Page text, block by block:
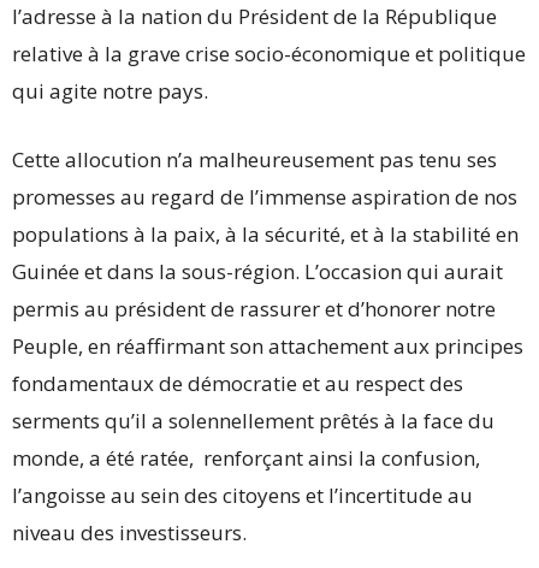
l’adresse à la nation du Président de la République
relative à la grave crise socio-économique et politique
qui agite notre pays.
Cette allocution n’a malheureusement pas tenu ses
promesses au regard de l’immense aspiration de nos
populations à la paix, à la sécurité, et à la stabilité en
Guinée et dans la sous-région. L’occasion qui aurait
permis au président de rassurer et d’honorer notre
Peuple, en réaffirmant son attachement aux principes
fondamentaux de démocratie et au respect des
serments qu’il a solennellement prêtés à la face du
monde, a été ratée, renforçant ainsi la confusion,
l’angoisse au sein des citoyens et l’incertitude au
niveau des investisseurs.